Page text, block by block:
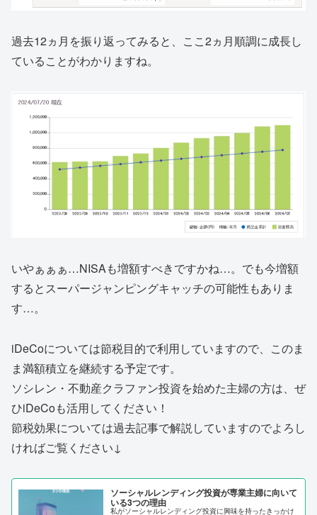
過去12ヵ月を振り返ってみると、ここ2ヵ月順調に成長し
ていることがわかりますね。
いやぁぁぁ…NISAも増額すべきですかね…。でも今増額
するとスーパージャンピングキャッチの可能性もありま
す…。
iDeCoについては節税目的で利用していますので、このま
ま満額積立を継続する予定です。
ソシレン・不動産クラファン投資を始めた主婦の方は、ぜ
ひiDeCoも活用してください！
節税効果については過去記事で解説していますのでよろし
ければご覧ください↓
ソーシャルレンディング投資が専業主婦に向いて
いる3つの理由
私がソーシャルレンディング投資に興味を持ったきっかけ